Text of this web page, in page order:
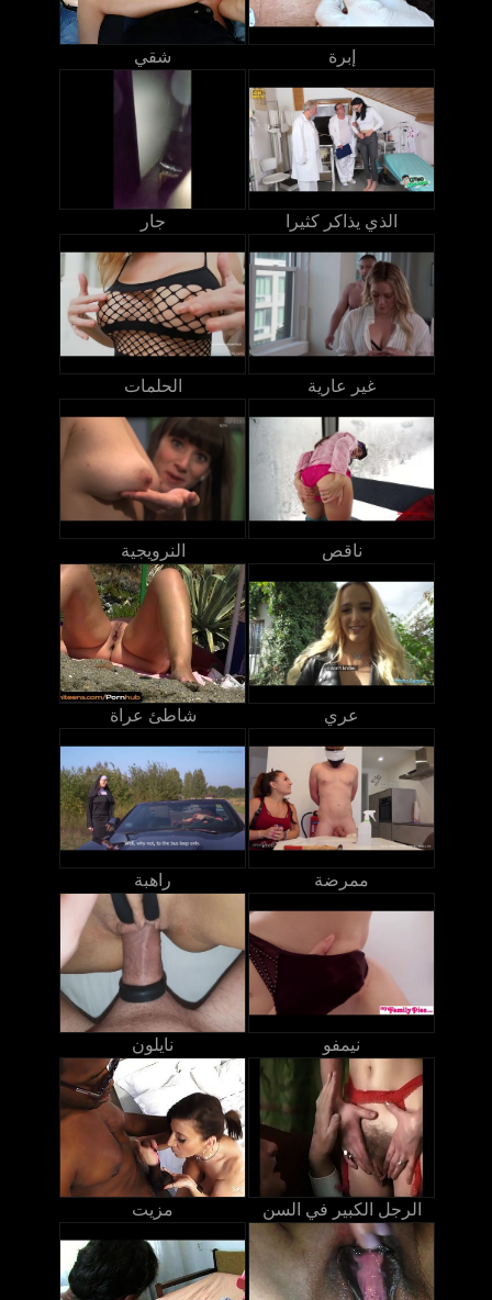
شقي إبرة
جار الذي يذاكر كثيرا
الحلمات غير عارية
النرويجية ناقص
شاطئ عراة عري
راهبة ممرضة
نايلون نيمفو
مزيت الرجل الكبير في السن